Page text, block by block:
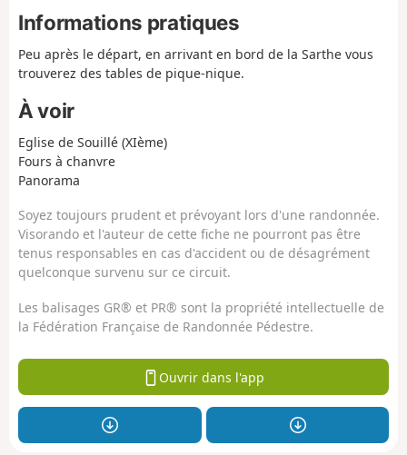
Informations pratiques
Peu après le départ, en arrivant en bord de la Sarthe vous
trouverez des tables de pique-nique.
À voir
Eglise de Souillé (XIème)
Fours à chanvre
Panorama
Soyez toujours prudent et prévoyant lors d'une randonnée.
Visorando et l'auteur de cette fiche ne pourront pas être
tenus responsables en cas d'accident ou de désagrément
quelconque survenu sur ce circuit.
Les balisages GR® et PR® sont la propriété intellectuelle de
la Fédération Française de Randonnée Pédestre.
Ouvrir dans l'app